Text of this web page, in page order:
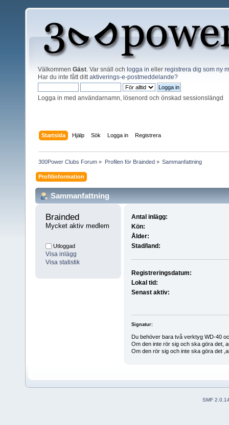
Välkommen Gäst . Var snäll och logga in eller registrera dig som ny
Har du inte fått ditt aktiverings-e-postmeddelande?
Logga in med användarnamn, lösenord och önskad sessionslängd
Startsida Hjälp Sök Logga in Registrera
300Power Clubs Forum » Profilen för Brainded» Sammanfattning
Profilinformation
Sammanfattning
Brainded
Mycket aktiv medlem
Utloggad
Visa inlägg
Visa statistik
Antal inlägg:
Kön:
Ålder:
Stad/land:
Registreringsdatum:
Lokal tid:
Senast aktiv:
Signatur:
Du behöver bara två verktyg WD-40
Om den inte rör sig och ska göra det,
Om den rör sig och inte ska göra det
SMF